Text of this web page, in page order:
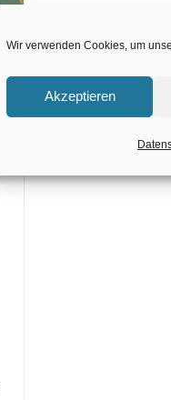
Wir verwenden Cookies, um
Akzeptieren